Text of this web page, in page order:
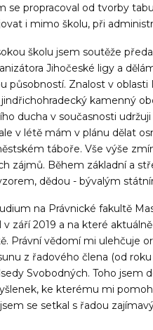
se propracoval od tvorby
i mimo školu, při
školu jsem soutěže
Jihočeské ligy a
působností. Znalost v oblasti
kamenný
ducha v současnosti
v létě mám v plánu dělat
táboře. Vše výše
zájmů. Během základní a
dědou - bývalým
na Právnické fakultě
září 2019 a na které
Právní vědomí mi ulehčuje
z řadového člena (od roku
Svobodných. Toho jsem
ke kterému mi
se setkal s řadou